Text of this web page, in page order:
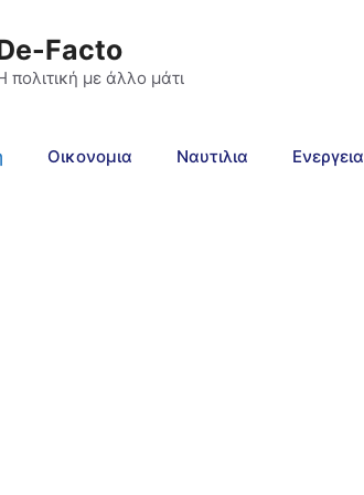
Facto
πολιτική με άλλο μάτι
Οικονομια Ναυτιλια Ενεργεια